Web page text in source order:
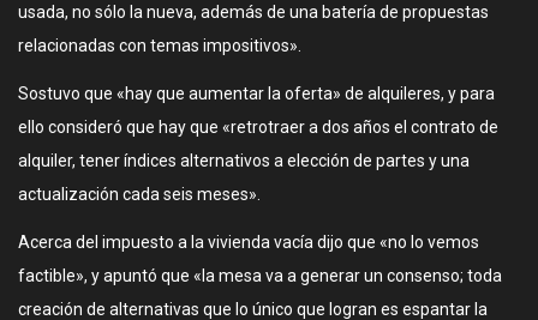
usada, no sólo la nueva, además de una batería de propuestas
relacionadas con temas impositivos».
Sostuvo que «hay que aumentar la oferta» de alquileres, y para
ello consideró que hay que «retrotraer a dos años el contrato de
alquiler, tener índices alternativos a elección de partes y una
actualización cada seis meses».
Acerca del impuesto a la vivienda vacía dijo que «no lo vemos
factible», y apuntó que «la mesa va a generar un consenso; toda
creación de alternativas que lo único que logran es espantar la